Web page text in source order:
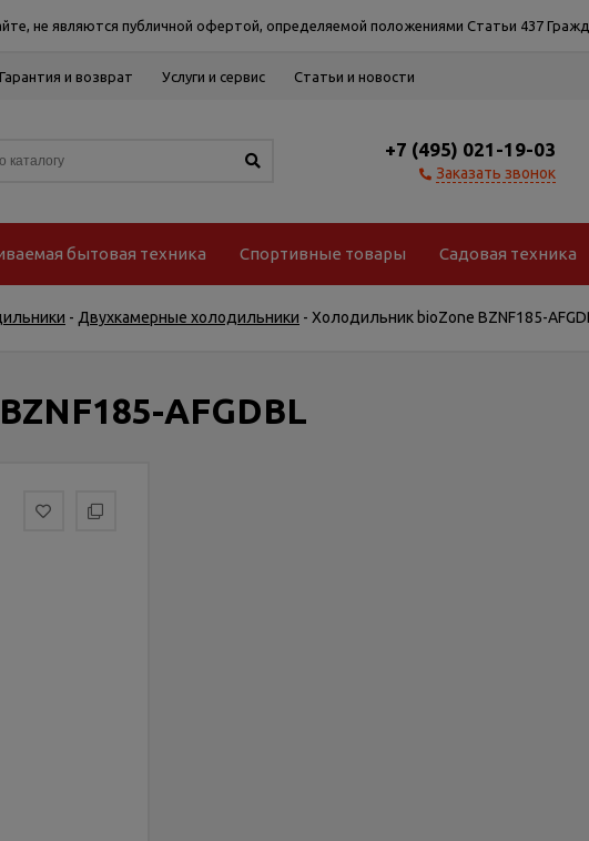
не являются публичной офертой, определяемой положениями Статьи 437
Гарантия и возврат Услуги и сервис Статьи и новости
+7 (495) 021-19-03
Заказать звонок
бытовая техника Спортивные товары Садовая техника
- Двухкамерные холодильники - Холодильник bioZone BZNF185-
AFGDBL